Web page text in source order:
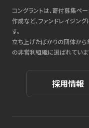
コングラントは、寄付募集ペ
作成など、ファンドレイジン
す。
立ち上げたばかりの団体か
の非営利組織に選ばれていま
採用情報